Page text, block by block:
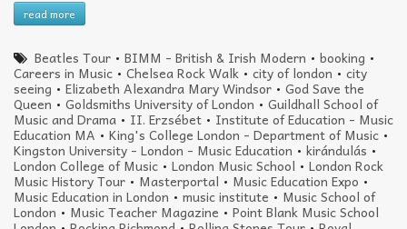
read more
Beatles Tour •BIMM - British & Irish Modern •booking •
Careers in Music • Chelsea Rock Walk • city of london • city
seeing • Elizabeth Alexandra Mary Windsor • God Save the
Queen • Goldsmiths University of London • Guildhall School of
Music and Drama • II. Erzsébet • Institute of Education - Music
Education MA • King's College London - Department of Music •
Kingston University - London - Music Education • kirándulás •
London College of Music • London Music School • London Rock
Music History Tour • Masterportal • Music Education Expo •
Music Education in London • music institute • Music School of
London • Music Teacher Magazine • Point Blank Music School